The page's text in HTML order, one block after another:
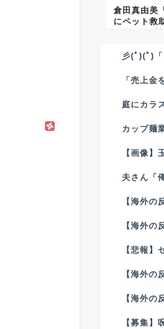
倉田真由美
にペット救
彡(ﾟ)(ﾟ)
「売上
庭にカラ
カップ麺
【画像】
夫さん「
【海外の
【海外の
【悲報】
【海外の
【海外の
【募集】